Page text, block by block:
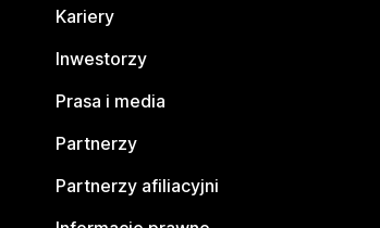
Kariery
Inwestorzy
Prasa i media
Partnerzy
Partnerzy afiliacyjni